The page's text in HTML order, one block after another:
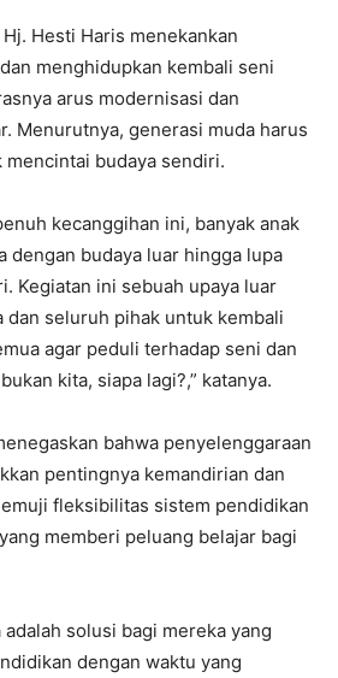
Hesti Haris menekankan
menghidupkan kembali seni
arus modernisasi dan
Menurutnya, generasi muda harus
budaya sendiri.
kecanggihan ini, banyak anak
dengan budaya luar hingga lupa
Kegiatan ini sebuah upaya luar
dan seluruh pihak untuk kembali
agar peduli terhadap seni dan
kita, siapa lagi?,” katanya.
bahwa penyelenggaraan
pentingnya kemandirian dan
fleksibilitas sistem pendidikan
memberi peluang belajar bagi
solusi bagi mereka yang
dengan waktu yang